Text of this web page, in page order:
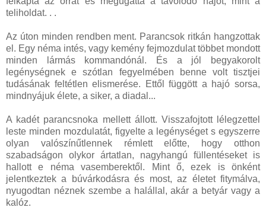
teliholdat. . .
Az úton minden rendben ment. Parancsok ritkán hangzottak
el. Egy néma intés, vagy kemény fejmozdulat többet mondott
minden lármás kommandónál. És a jól begyakorolt
legénységnek e szótlan fegyelmében benne volt tisztjei
tudásának feltétlen elismerése. Ettől függött a hajó sorsa,
mindnyájuk élete, a siker, a diadal...
A kadét parancsnoka mellett állott. Visszafojtott lélegzettel
leste minden mozdulatát, figyelte a legénységet s egyszerre
olyan valószínűtlennek rémlett előtte, hogy otthon
szabadságon olykor ártatlan, nagyhangú füllentéseket is
hallott e néma vasemberektől. Mint ő, ezek is önként
jelentkeztek a búvárkodásra és most, az életet fitymálva,
nyugodtan néznek szembe a halállal, akár a betyár vagy a
kalóz.